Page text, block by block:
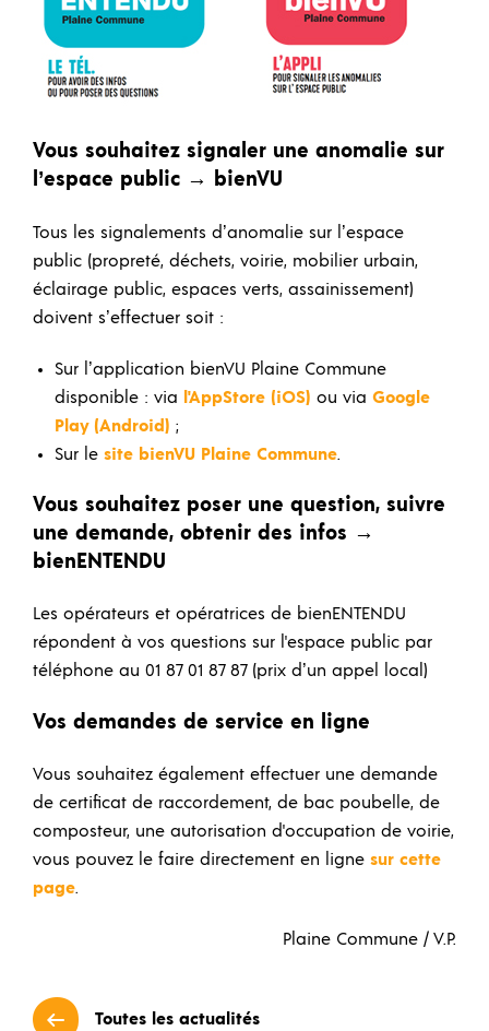
Vous souhaitez signaler une anomalie sur
l’espace public → bienVU
Tous les signalements d’anomalie sur l’espace
public (propreté, déchets, voirie, mobilier urbain,
éclairage public, espaces verts, assainissement)
doivent s’effectuer soit :
Sur l’application bienVU Plaine Commune
disponible : via
l'AppStore (iOS) ou via Google
Play (Android) ;
Sur le site bienVU Plaine Commune.
Vous souhaitez poser une question, suivre
une demande, obtenir des infos →
bienENTENDU
Les opérateurs et opératrices de bienENTENDU
répondent à vos questions sur l'espace public par
téléphone au 01 87 01 87 87 (prix d’un appel local)
Vos demandes de service en ligne
Vous souhaitez également effectuer une demande
de certificat de raccordement, de bac poubelle, de
composteur, une autorisation d'occupation de voirie,
vous pouvez le faire directement en ligne sur cette
page.
Plaine Commune / V.P.
Toutes les actualités